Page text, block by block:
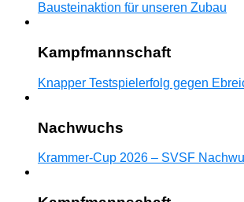
Bausteinaktion für unseren Zubau
Kampfmannschaft
Knapper Testspielerfolg gegen
Nachwuchs
Krammer-Cup 2026 – SVSF